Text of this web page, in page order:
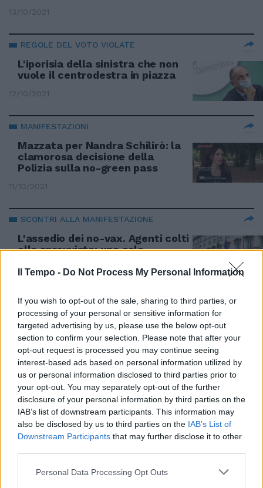
Il Tempo - Do Not Process My Personal Information
If you wish to opt-out of the sale, sharing to third parties, or
processing of your personal or sensitive information for
targeted advertising by us, please use the below opt-out
section to confirm your selection. Please note that after your
opt-out request is processed you may continue seeing
interest-based ads based on personal information utilized by
us or personal information disclosed to third parties prior to
your opt-out. You may separately opt-out of the further
disclosure of your personal information by third parties on the
IAB’s list of downstream participants. This information may
also be disclosed by us to third parties on the IAB’s List of
Downstream Participants that may further disclose it to other
Personal Data Processing Opt Outs
13/10/2021
REGOLE DEL VOTO VIOLATE
L'iporisia della sinistra che non
vuole il centrodestra in piazza
12/10/2021
MANIFESTAZIONI
Mazzata per Nandra Schilirò: la
clamorosa decisione della
Polizia sulla no-green pass
11/10/2021
SCONTRI ALLA MANIFESTAZIONE
L'assedio dei no-vax. Agenti colti
alla sprovvista: una sola
Chigi
PROTESTA E TAFFERUGLI
Scontri con la polizia alla
manifestazioni dei "no green
pass": 10mila persone a piazza
del Popolo
09/10/2021
OGGI A ROMA
ministro così". Dimissioni
Lamorgese, la petizione in
piazza con Michetti e Giorgia